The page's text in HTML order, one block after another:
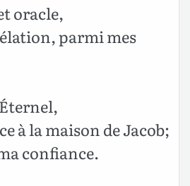
oracle,
parmi mes
à la maison de Jacob;
confiance.